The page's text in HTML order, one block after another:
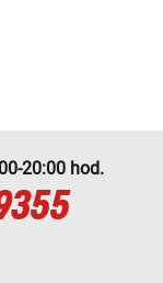
20:00 hod.